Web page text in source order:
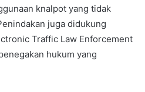
knalpot yang tidak
juga didukung
Traffic Law Enforcement
hukum yang